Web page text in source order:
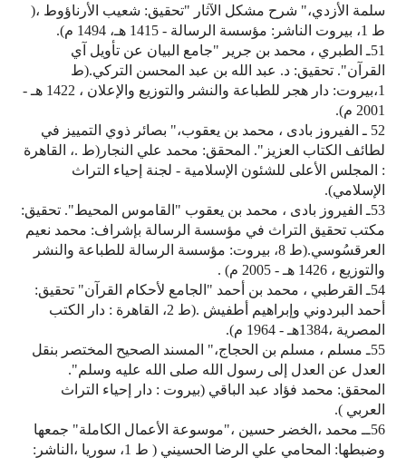
سلمة الأزدي،" شرح مشكل الآثار "تحقيق: شعيب الأرناؤوط ،(
ط 1، بيروت الناشر: مؤسسة الرسالة - 1415 هـ، 1494 م).
51ـ الطبري ، محمد بن جرير "جامع البيان عن تأويل آي
القرآن". تحقيق: د. عبد الله بن عبد المحسن التركي.(ط
1،بيروت: دار هجر للطباعة والنشر والتوزيع والإعلان ، 1422 هـ -
2001 م).
52 ـ الفيروز بادى ، محمد بن يعقوب،" بصائر ذوي التمييز في
لطائف الكتاب العزيز". المحقق: محمد علي النجار(ط .، القاهرة
: المجلس الأعلى للشئون الإسلامية - لجنة إحياء التراث
الإسلامي).
53ـ الفيروز بادى ، محمد بن يعقوب "القاموس المحيط". تحقيق:
مكتب تحقيق التراث في مؤسسة الرسالة بإشراف: محمد نعيم
العرقسُوسي.(ط 8، بيروت: مؤسسة الرسالة للطباعة والنشر
والتوزيع ، 1426 هـ - 2005 م) .
54ـ القرطبي ، محمد بن أحمد "الجامع لأحكام القرآن" تحقيق:
أحمد البردوني وإبراهيم أطفيش .(ط 2، القاهرة : دار الكتب
المصرية ،1384هـ - 1964 م).
55ـ مسلم ، مسلم بن الحجاج،" المسند الصحيح المختصر بنقل
العدل عن العدل إلى رسول الله صلى الله عليه وسلم".
المحقق: محمد فؤاد عبد الباقي (بيروت : دار إحياء التراث
العربي ).
56ــ محمد ،الخضر حسين ،"موسوعة الأعمال الكاملة" جمعها
وضبطها: المحامي علي الرضا الحسيني ( ط 1، سوريا ،الناشر: